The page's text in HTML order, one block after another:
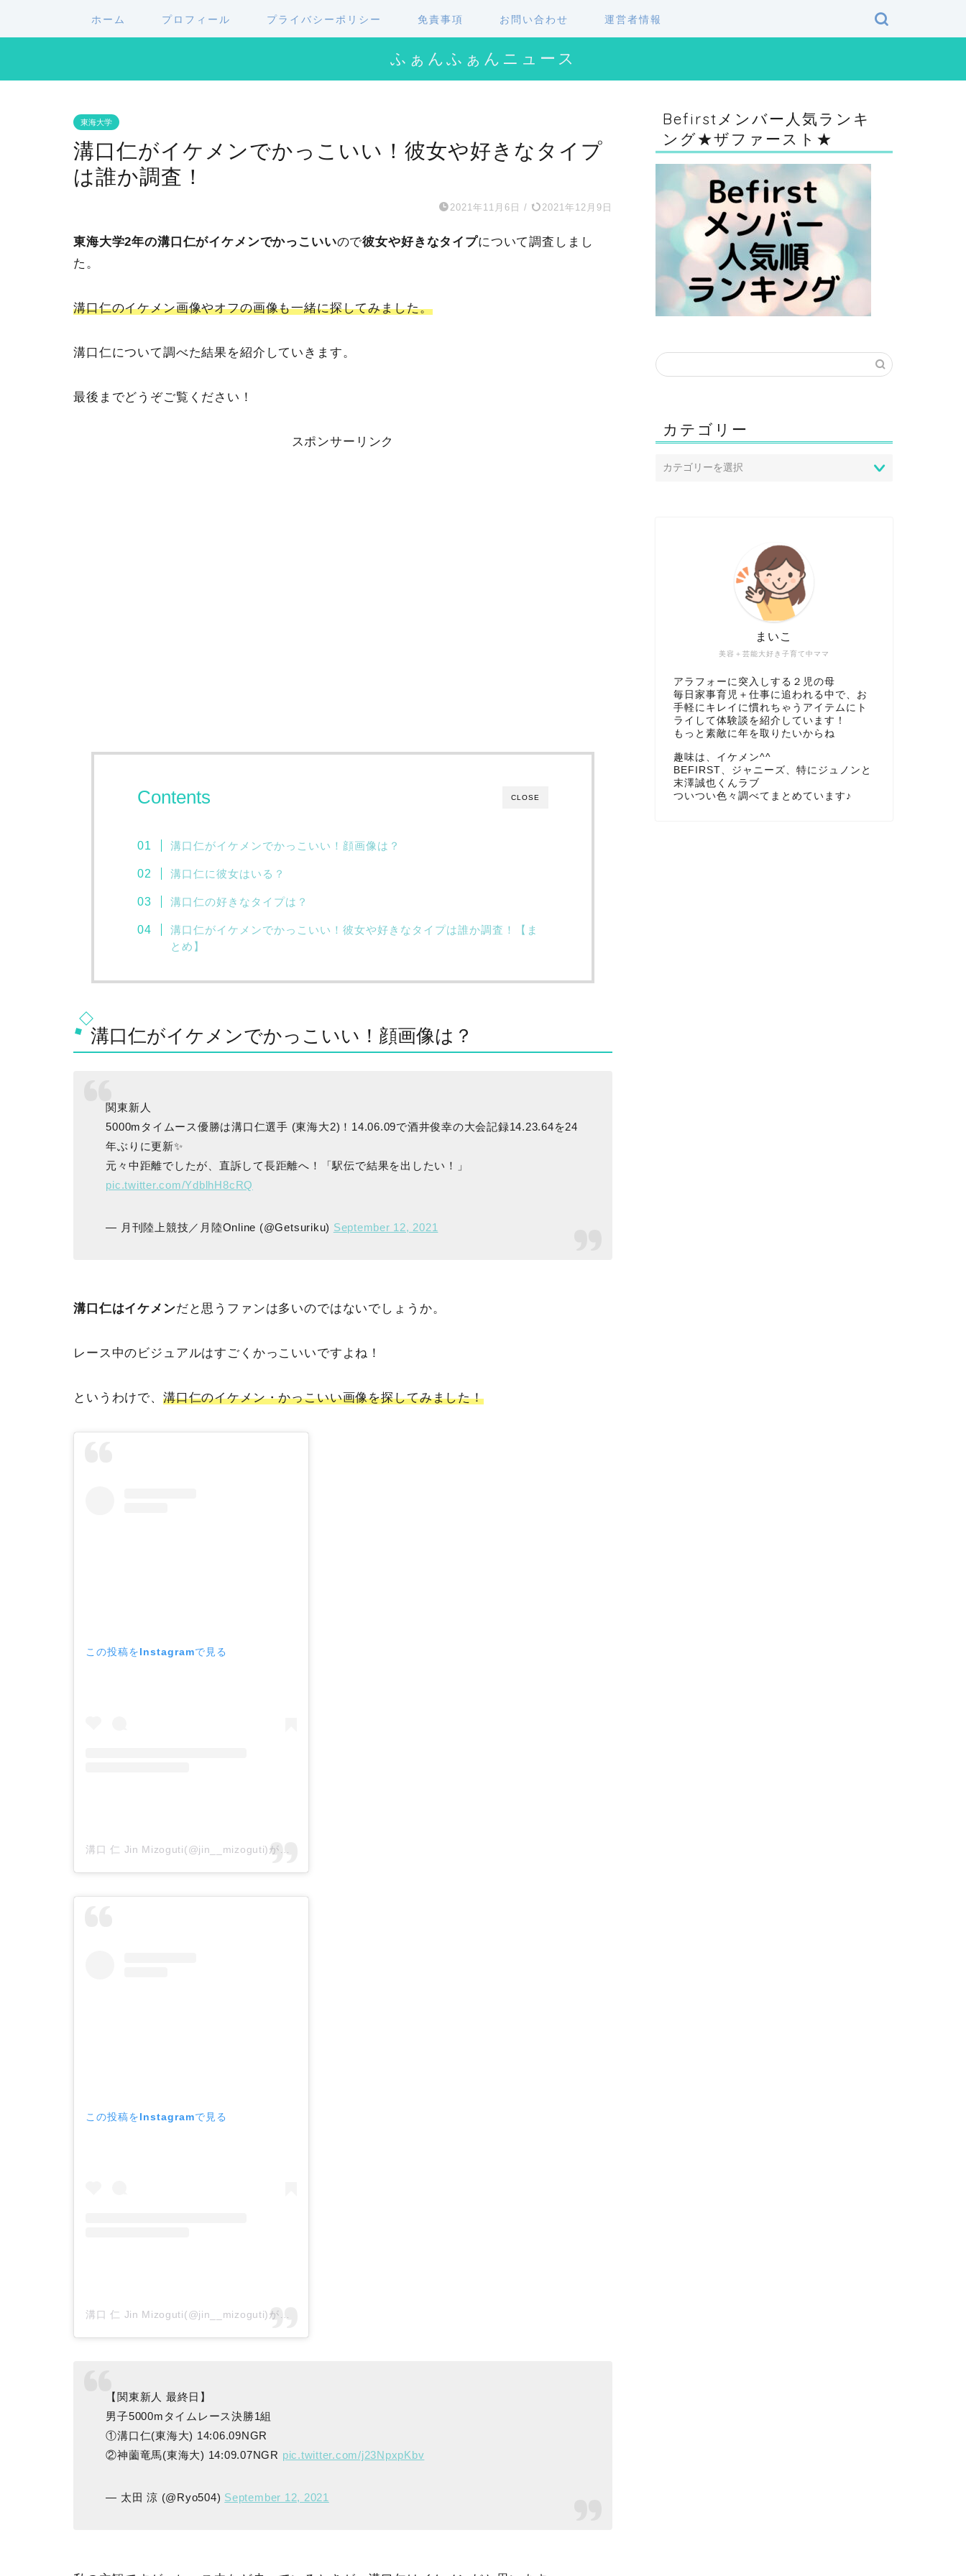
ホーム プロフィール プライバシーポリシー 免責事項 お問い合わせ 運営者情報
ふぁんふぁんニュース
東海大学
溝口仁がイケメンでかっこいい！彼女や好きなタイプ
は誰か調査！
2021年11月6日 / 2021年12月9日
東海大学2年の溝口仁がイケメンでかっこいいので彼女や好きなタイプについて調査しまし
た。
溝口仁のイケメン画像やオフの画像も一緒に探してみました。
溝口仁について調べた結果を紹介していきます。
最後までどうぞご覧ください！
スポンサーリンク
CLOSE
Contents
溝口仁がイケメンでかっこいい！顔画像は？
溝口仁に彼女はいる？
溝口仁の好きなタイプは？
溝口仁がイケメンでかっこいい！彼女や好きなタイプは誰か調査！【ま
とめ】
溝口仁がイケメンでかっこいい！顔画像は？
関東新人
5000mタイムース優勝は溝口仁選手 (東海大2)！14.06.09で酒井俊幸の大会記録14.23.64を24
年ぶりに更新✨
元々中距離でしたが、直訴して長距離へ！「駅伝で結果を出したい！」
pic.twitter.com/YdblhH8cRQ
— 月刊陸上競技／月陸Online (@Getsuriku) September 12, 2021
溝口仁はイケメンだと思うファンは多いのではないでしょうか。
レース中のビジュアルはすごくかっこいいですよね！
というわけで、 溝口仁のイケメン・かっこいい画像を探してみました！
この投稿をInstagramで見る
溝口 仁 Jin Mizoguti(@jin__mizoguti)がシェアした投稿
この投稿をInstagramで見る
【関東新人 最終日】
男子5000mタイムレース決勝1組
①溝口仁(東海大) 14:06.09NGR
②神薗竜馬(東海大) 14:09.07NGR pic.twitter.com/j23NpxpKbv
— 太田 涼 (@Ryo504) September 12, 2021
Befirstメンバー人気ランキ
ング★ザファースト★
カテゴリー
美容＋芸能大好き子育て中ママ
まいこ
アラフォーに突入しする２児の母
毎日家事育児＋仕事に追われる中で、お
手軽にキレイに慣れちゃうアイテムにト
ライして体験談を紹介しています！
もっと素敵に年を取りたいからね
趣味は、イケメン^^
BEFIRST、ジャニーズ、特にジュノンと
末澤誠也くんラブ
ついつい色々調べてまとめています♪